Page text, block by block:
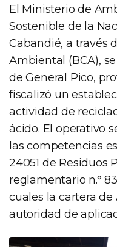
El Ministerio de
Sostenible de la
Cabandié, a través
Ambiental (BCA),
de General Pico,
fiscalizó un
actividad de
ácido. El operativo
las competencias
24051 de Residuos
reglamentario n.°
cuales la cartera
autoridad de